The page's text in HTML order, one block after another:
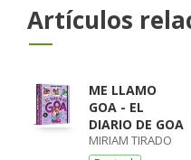
Artículos
ME LLAMO
GOA - EL
DIARIO DE GOA
MIRIAM TIRADO